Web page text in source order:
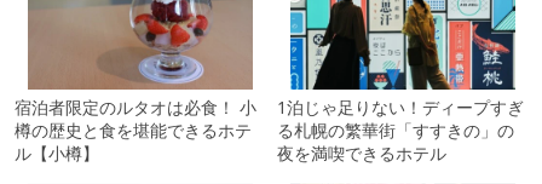
宿泊者限定のルタオは必食！ 小
樽の歴史と食を堪能できるホテ
ル【小樽】
1泊じゃ足りない！ディープすぎ
る札幌の繁華街「すすきの」の
夜を満喫できるホテル